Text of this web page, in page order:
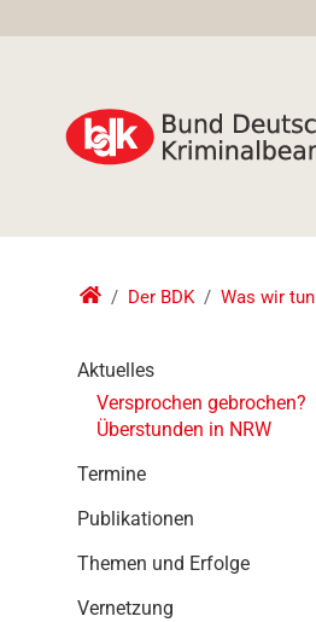
Der BDK Was wir tun
Aktuelles
Versprochen gebrochen?
Überstunden in NRW
Termine
Publikationen
Themen und Erfolge
Vernetzung